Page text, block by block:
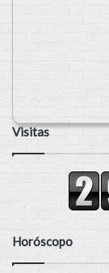
Visitas
Horóscopo